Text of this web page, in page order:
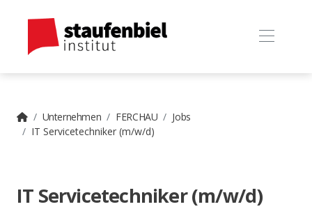
Unternehmen FERCHAU
Jobs
IT Servicetechniker (m/w/d)
IT Servicetechniker (m/w/d)